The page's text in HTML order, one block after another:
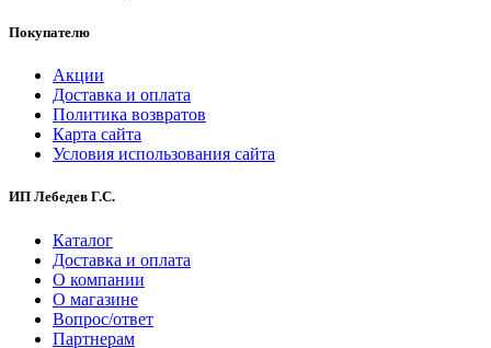
Покупателю
Акции
Доставка и оплата
Политика возвратов
Карта сайта
Условия использования сайта
ИП Лебедев Г.С.
Каталог
Доставка и оплата
О компании
О магазине
Вопрос/ответ
Партнерам